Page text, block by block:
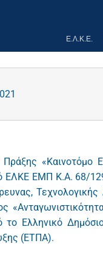
Ε.Λ.Κ.Ε.
«Καινοτόμο
ΕΛΚΕ ΕΜΠ Κ.Α. 68/
Τεχνολογικής
το Ελληνικό
(ΕΤΠΑ).